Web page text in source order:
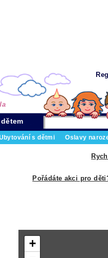
s dětmi Oslavy
Pořádáte akci pro
+